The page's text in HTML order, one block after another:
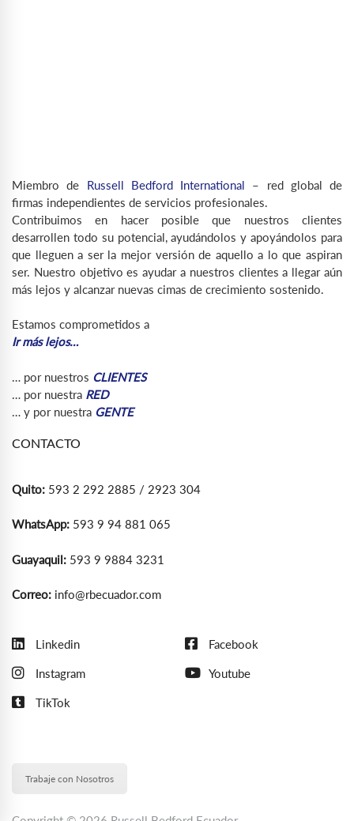
Miembro de Russell Bedford International – red global de
firmas independientes de servicios profesionales.
Contribuimos en hacer posible que nuestros clientes
desarrollen todo su potencial, ayudándolos y apoyándolos para
que lleguen a ser la mejor versión de aquello a lo que aspiran
ser. Nuestro objetivo es ayudar a nuestros clientes a llegar aún
más lejos y alcanzar nuevas cimas de crecimiento sostenido.
Estamos comprometidos a
Ir más lejos…
… por nuestros CLIENTES
… por nuestra RED
… y por nuestra GENTE
CONTACTO
Quito: 593 2 292 2885 / 2923 304
WhatsApp: 593 9 94 881 065
Guayaquil: 593 9 9884 3231
Correo: info@rbecuador.com
Linkedin Facebook
Instagram Youtube
TikTok
Trabaje con Nosotros